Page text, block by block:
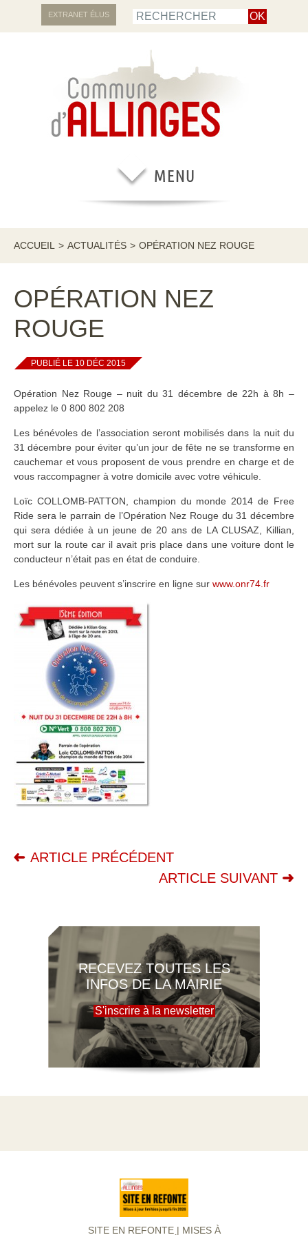
EXTRANET ÉLUS
ACCUEIL > ACTUALITÉS > OPÉRATION NEZ ROUGE
OPÉRATION NEZ
ROUGE
PUBLIÉ LE 10 DÉC 2015
Opération Nez Rouge – nuit du 31 décembre de 22h à 8h –
appelez le 0 800 802 208
Les bénévoles de l’association seront mobilisés dans la nuit du
31 décembre pour éviter qu’un jour de fête ne se transforme en
cauchemar et vous proposent de vous prendre en charge et de
vous raccompagner à votre domicile avec votre véhicule.
Loïc COLLOMB-PATTON, champion du monde 2014 de Free
Ride sera le parrain de l’Opération Nez Rouge du 31 décembre
qui sera dédiée à un jeune de 20 ans de LA CLUSAZ, Killian,
mort sur la route car il avait pris place dans une voiture dont le
conducteur n’était pas en état de conduire.
Les bénévoles peuvent s’inscrire en ligne sur www.onr74.fr
ARTICLE PRÉCÉDENT
ARTICLE SUIVANT
RECEVEZ TOUTES LES
INFOS DE LA MAIRIE
S'inscrire à la newsletter
SITE EN REFONTE | MISES À